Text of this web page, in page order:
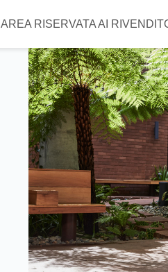
AREA RISERVATA AI